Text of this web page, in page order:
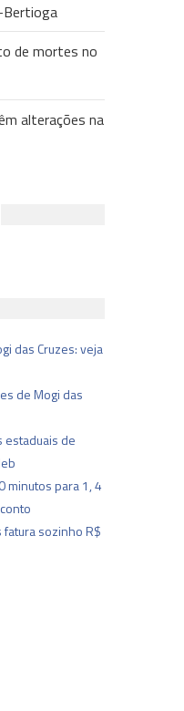
Bertioga
de mortes no
alterações na
das Cruzes: veja
de Mogi das
estaduais de
minutos para 1, 4
sozinho R$